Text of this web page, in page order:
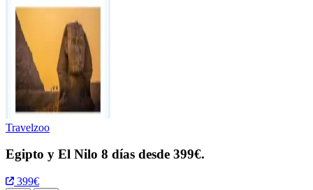
Travelzoo
Egipto y El Nilo 8 días desde 399€.
399€